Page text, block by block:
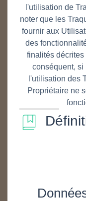
l'utilisation de
noter que les
fournir aux
des
finalités
conséquent, si
l'utilisation des
Propriétaire ne